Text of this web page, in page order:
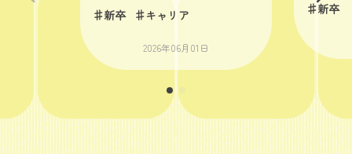
♯新卒 ♯キャリア
2026年06月01日
♯新卒